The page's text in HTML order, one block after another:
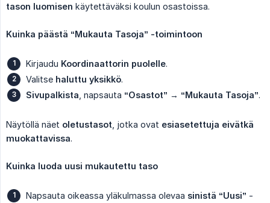
tason luomisen käytettäväksi koulun osastoissa.
Kuinka päästä “Mukauta Tasoja” -toimintoon
Kirjaudu Koordinaattorin puolelle.
Valitse haluttu yksikkö.
Sivupalkista , napsauta “Osastot” → “Mukauta Tasoja”.
Näytöllä näet oletustasot , jotka ovat esiasetettuja eivätkä
muokattavissa.
Kuinka luoda uusi mukautettu taso
Napsauta oikeassa yläkulmassa olevaa sinistä “Uusi” -